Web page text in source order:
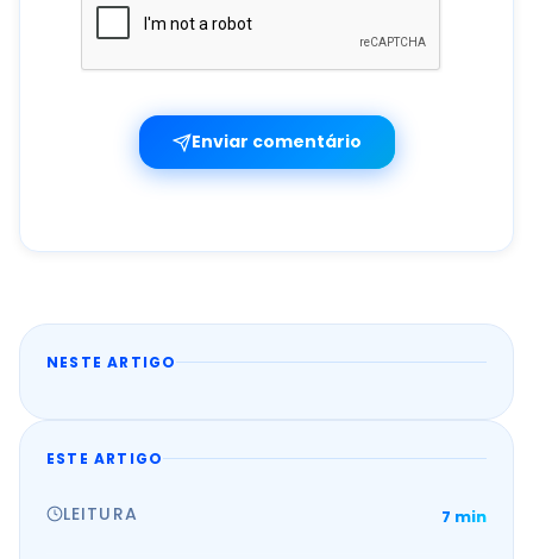
Enviar comentário
NESTE ARTIGO
ESTE ARTIGO
LEITURA 7 min